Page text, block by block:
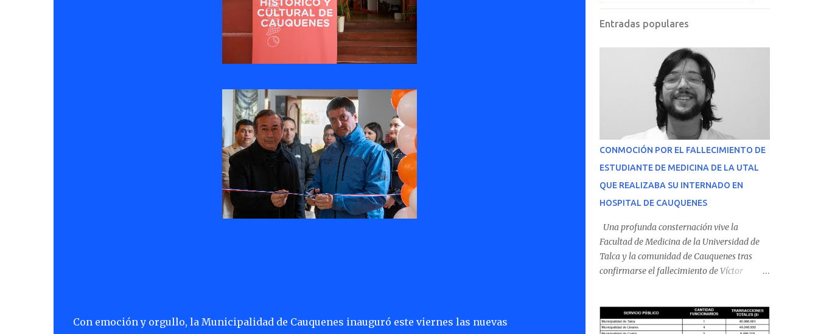
Con emoción y orgullo, la Municipalidad de Cauquenes inauguró este viernes las nuevas
Entradas populares
CONMOCIÓN POR EL FALLECIMIENTO DE
ESTUDIANTE DE MEDICINA DE LA UTAL
QUE REALIZABA SU INTERNADO EN
HOSPITAL DE CAUQUENES
Una profunda consternación vive la
Facultad de Medicina de la Universidad de
Talca y la comunidad de Cauquenes tras
confirmarse el fallecimiento de Víctor
Cauquenes. De acuerdo con los antecedentes
conocidos, el joven se presentó a cumplir su